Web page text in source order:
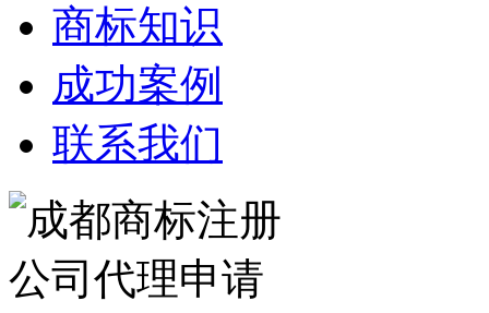
商标知识
成功案例
联系我们